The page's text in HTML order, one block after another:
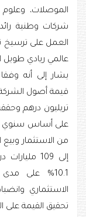
الموصلات، وعلوم
شركات وطنية
العمل على ترسيخ
عالمي ريادي طويل
إلى 109
10.1% على
الاستثماري
تحقيق القيمة على